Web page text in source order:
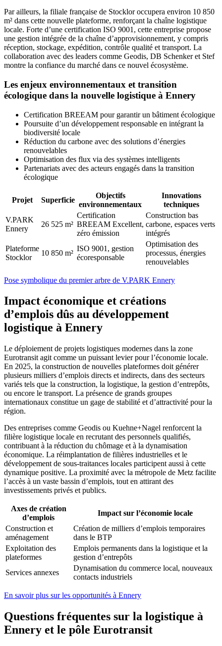
Par ailleurs, la filiale française de Stocklor occupera environ 10 850
m² dans cette nouvelle plateforme, renforçant la chaîne logistique
locale. Forte d’une certification ISO 9001, cette entreprise propose
une gestion intégrée de la chaîne d’approvisionnement, y compris
réception, stockage, expédition, contrôle qualité et transport. La
collaboration avec des leaders comme Geodis, DB Schenker et Stef
montre la confiance du marché dans ce nouvel écosystème.
Les enjeux environnementaux et transition
écologique dans la nouvelle logistique à Ennery
Certification BREEAM pour garantir un bâtiment écologique
Poursuite d’un développement responsable en intégrant la
biodiversité locale
Réduction du carbone avec des solutions d’énergies
renouvelables
Optimisation des flux via des systèmes intelligents
Partenariats avec des acteurs engagés dans la transition
écologique
Projet Superficie
Objectifs
environnementaux
Innovations
techniques
V.PARK
Ennery
26 525 m²
Certification
BREEAM Excellent,
zéro émission
Construction bas
carbone, espaces verts
intégrés
Plateforme
Stocklor
10 850 m²
ISO 9001, gestion
écoresponsable
Optimisation des
processus, énergies
renouvelables
Pose symbolique du premier arbre de V.PARK Ennery
Impact économique et créations
d’emplois dûs au développement
logistique à Ennery
Le déploiement de projets logistiques modernes dans la zone
Eurotransit agit comme un puissant levier pour l’économie locale.
En 2025, la construction de nouvelles plateformes doit générer
plusieurs milliers d’emplois directs et indirects, dans des secteurs
variés tels que la construction, la logistique, la gestion d’entrepôts,
ou encore le transport. La présence de grands groupes
internationaux constitue un gage de stabilité et d’attractivité pour la
région.
Des entreprises comme Geodis ou Kuehne+Nagel renforcent la
filière logistique locale en recrutant des personnels qualifiés,
contribuant à la réduction du chômage et à la dynamisation
économique. La réimplantation de filières industrielles et le
développement de sous-traitances locales participent aussi à cette
dynamique positive. La proximité avec la métropole de Metz facilite
l’accès à un vaste bassin d’emplois, tout en attirant des
investissements privés et publics.
Axes de création
d’emplois
Impact sur l’économie locale
Construction et
aménagement
Création de milliers d’emplois temporaires
dans le BTP
Exploitation des
plateformes
Emplois permanents dans la logistique et la
gestion d’entrepôts
Services annexes
Dynamisation du commerce local, nouveaux
contacts industriels
En savoir plus sur les opportunités à Ennery
Questions fréquentes sur la logistique à
Ennery et le pôle Eurotransit